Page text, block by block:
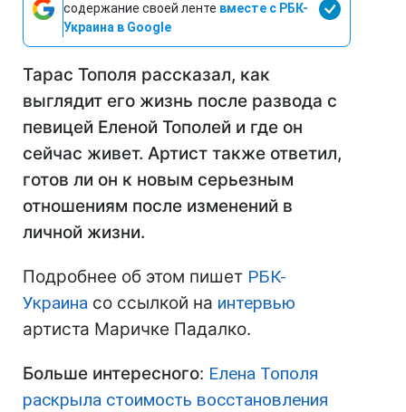
содержание своей ленте вместе с РБК-
Украина в Google
Тарас Тополя рассказал, как
выглядит его жизнь после развода с
певицей Еленой Тополей и где он
сейчас живет. Артист также ответил,
готов ли он к новым серьезным
отношениям после изменений в
личной жизни.
Подробнее об этом пишет РБК-
Украина со ссылкой на интервью
артиста Маричке Падалко.
Больше интересного: Елена Тополя
раскрыла стоимость восстановления